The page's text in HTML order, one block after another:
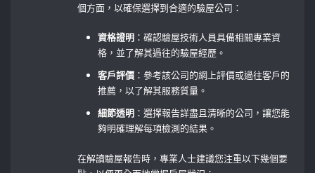
個方面，以確保選擇到合適的驗屋公司：
資格證明 ：確認驗屋技術人員具備相關專業資
格，並了解其過往的驗屋經歷。
客戶評價 ：參考該公司的網上評價或過往客戶的
推薦，以了解其服務質量。
細節透明 ：選擇報告詳盡且清晰的公司，讓您能
夠明確理解每項檢測的結果。
在解讀驗屋報告時，專業人士建議您注重以下幾個要